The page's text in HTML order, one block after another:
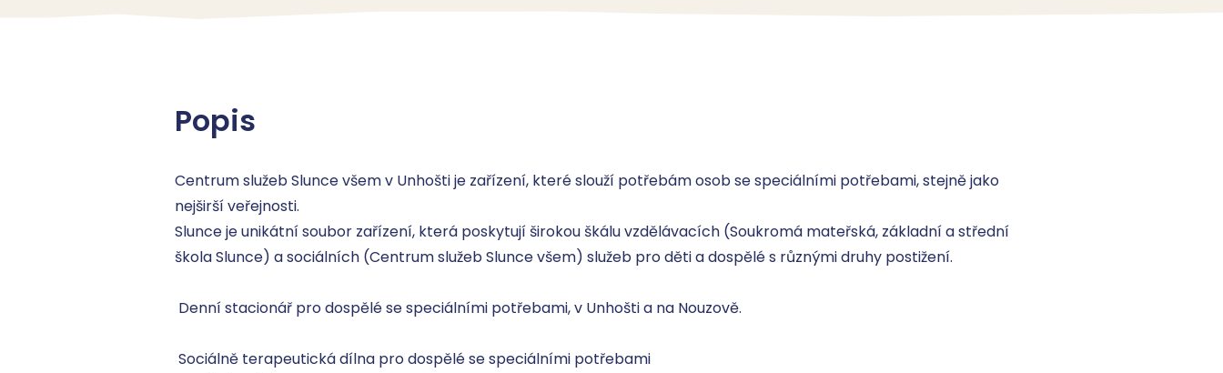
Popis
Centrum služeb Slunce všem v Unhošti je zařízení, které slouží potřebám osob se speciálními potřebami, stejně jako
nejširší veřejnosti.
Slunce je unikátní soubor zařízení, která poskytují širokou škálu vzdělávacích (Soukromá mateřská, základní a střední
škola Slunce) a sociálních (Centrum služeb Slunce všem) služeb pro děti a dospělé s různými druhy postižení.